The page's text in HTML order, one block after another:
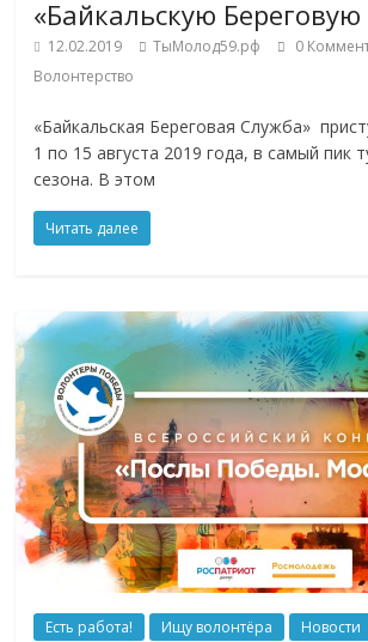
«Байкальскую
12.02.2019 ТыМолод59.рф
0
Волонтерство
«Байкальская Береговая Служба»
1 по 15 августа 2019 года, в самый пик
сезона. В этом
Читать далее
Есть работа! Ищу волонтёра Новости